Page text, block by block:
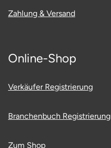
Zahlung & Versand
Online-Shop
Verkäufer Registrierung
Branchenbuch Registrierung
Zum Shop